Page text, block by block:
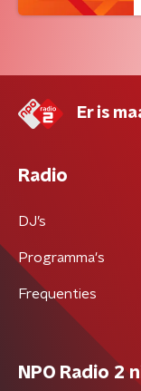
Er is
Radio
DJ’s
Programma's
Frequenties
NPO Radio 2